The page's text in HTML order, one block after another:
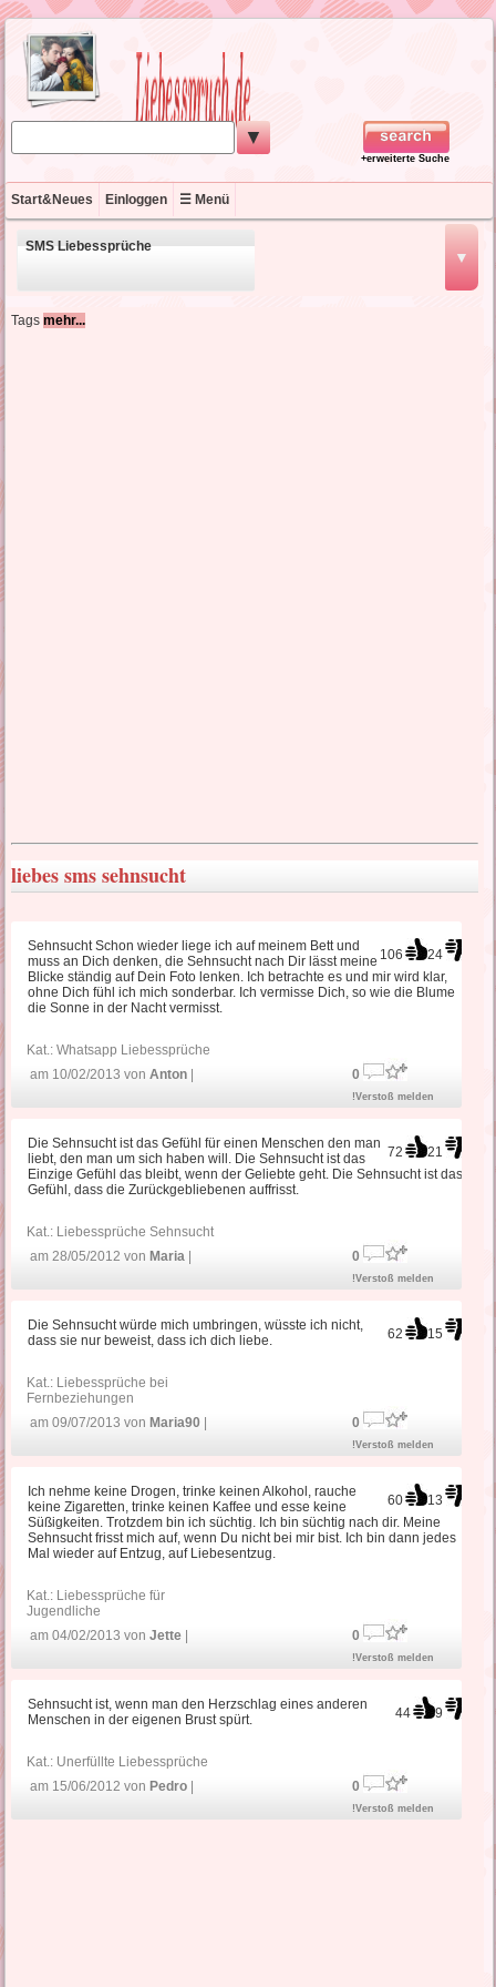
▼
+erweiterte Suche
Start&Neues Einloggen ☰ Menü
▼
SMS Liebessprüche
schöne Liebessprüche
Tagsmehr...
liebes sms sehnsucht
106 24
Sehnsucht Schon wieder liege ich auf meinem Bett und
muss an Dich denken, die Sehnsucht nach Dir lässt meine
Blicke ständig auf Dein Foto lenken. Ich betrachte es und mir wird klar,
ohne Dich fühl ich mich sonderbar. Ich vermisse Dich, so wie die Blume
die Sonne in der Nacht vermisst.
Kat.:Whatsapp Liebessprüche
am 10/02/2013 vonAnton 0
!Verstoß melden
72 21
Die Sehnsucht ist das Gefühl für einen Menschen den man
liebt, den man um sich haben will. Die Sehnsucht ist das
Einzige Gefühl das bleibt, wenn der Geliebte geht. Die Sehnsucht ist das
Gefühl, dass die Zurückgebliebenen auffrisst.
Kat.: Liebessprüche Sehnsucht
am 28/05/2012 von Maria 0
!Verstoß melden
62 15
Die Sehnsucht würde mich umbringen, wüsste ich nicht,
dass sie nur beweist, dass ich dich liebe.
Kat.: Liebessprüche bei
Fernbeziehungen
am 09/07/2013 von Maria90 0
!Verstoß melden
60 13
Ich nehme keine Drogen, trinke keinen Alkohol, rauche
keine Zigaretten, trinke keinen Kaffee und esse keine
Süßigkeiten. Trotzdem bin ich süchtig. Ich bin süchtig nach dir. Meine
Sehnsucht frisst mich auf, wenn Du nicht bei mir bist. Ich bin dann jedes
Mal wieder auf Entzug, auf Liebesentzug.
Kat.: Liebessprüche für
Jugendliche
am 04/02/2013 vonJette 0
!Verstoß melden
44 9
Sehnsucht ist, wenn man den Herzschlag eines anderen
Menschen in der eigenen Brust spürt.
Kat.: Unerfüllte Liebessprüche
am 15/06/2012 von Pedro 0
!Verstoß melden